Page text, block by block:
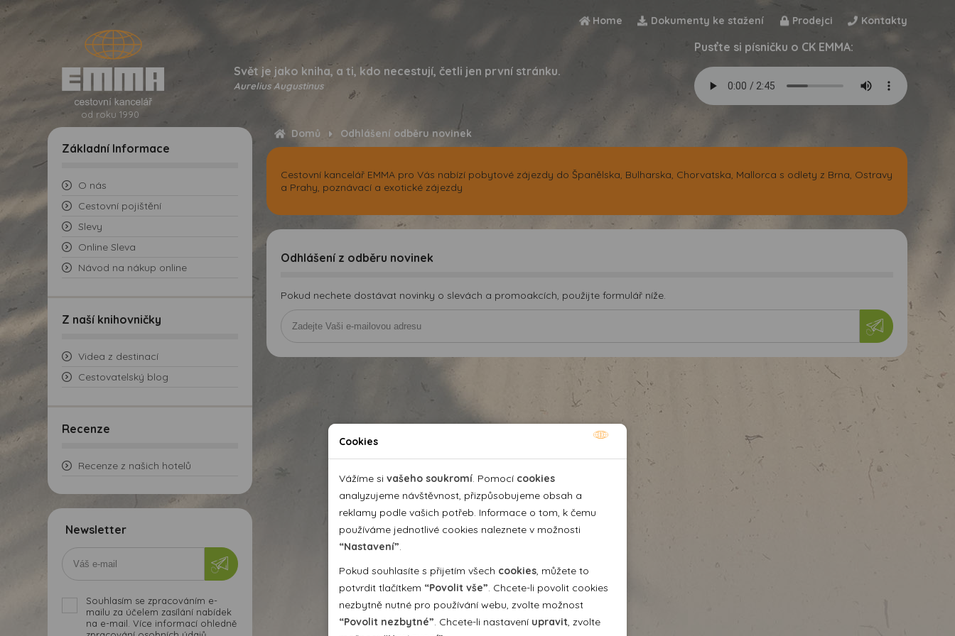
Home Dokumenty ke stažení Prodejci Kontakty
od roku 1990
Svět je jako kniha, a ti, kdo necestují, četli jen první stránku.
Aurelius Augustinus
Pusťte si písničku o CK EMMA:
Základní Informace
O nás
Cestovní pojištění
Slevy
Online Sleva
Návod na nákup online
Z naší knihovničky
Videa z destinací
Cestovatelský blog
Recenze
Recenze z našich hotelů
Newsletter
Souhlasím se zpracováním e-
mailu za účelem zasílání nabídek
na e-mail. Více informací ohledně
Domů Odhlášení odběru novinek
Cestovní kancelář EMMA pro Vás nabízí pobytové zájezdy do Španělska, Bulharska, Chorvatska, Mallorca s odlety z Brna, Ostravy
a Prahy, poznávací a exotické zájezdy
Odhlášení z odběru novinek
Pokud nechete dostávat novinky o slevách a promoakcích, použijte formulář níže.
Cookies
Vážíme si vašeho soukromí . Pomocí cookies
analyzujeme návštěvnost, přizpůsobujeme obsah a
reklamy podle vašich potřeb. Informace o tom, k čemu
používáme jednotlivé cookies naleznete v možnosti
“Nastavení”
Pokud souhlasíte s přijetím všech cookies , můžete to
potvrdit tlačítkem “Povolit vše” . Chcete-li povolit cookies
nezbytně nutné pro používání webu, zvolte možnost
“Povolit nezbytné” . Chcete-li nastavení upravit , zvolte
Nutné cookies pomáhají, aby byla webová stránka
použitelná tak, že umožní základní funkce jako navigace
stránky a přístup k zabezpečeným sekcím webové stránky.
Webová stránka nemůže správně fungovat bez těchto
cookies.
Analytické cookies
Pomocí analytických cookies můžeme měřit návštěvnost
našeho webu, zdroje návštěv, výkon reklam a také jejich
Personální cookies